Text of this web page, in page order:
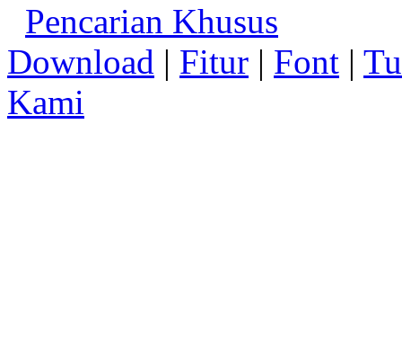
Pencarian Khusus
Download | Fitur | Font |
Kami